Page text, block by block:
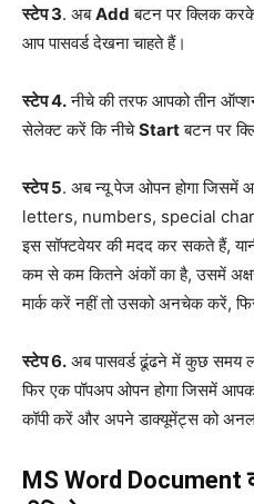
स्टेप 3. अबAdd बटन पर क्लिक
आप पासवर्ड देखना चाहते हैं।
स्टेप 4.नीचे की तरफ आपको तीन
सेलेक्ट करें कि नीचेStartबटन पर
स्टेप 5. अब न्यू पेज ओपन होगा जिसमें
letters, numbers, special
इस सॉफ्टवेयर की मदद कर सकते हैं,
कम से कम कितने अंकों का है, उसमें
मार्क करें नहीं तो उसको अनचेक करें,
स्टेप 6. अब पासवर्ड ढूंढने में कुछ समय
फिर एक पॉपअप ओपन होगा जिसमें
कॉपी करें और अपने डाक्यूमेंट्स को
MS Word Document